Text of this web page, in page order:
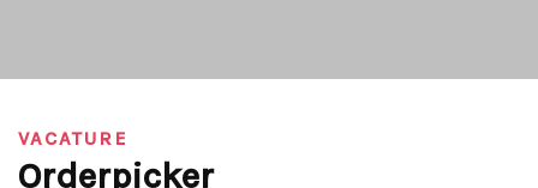
VACATURE
Orderpicker